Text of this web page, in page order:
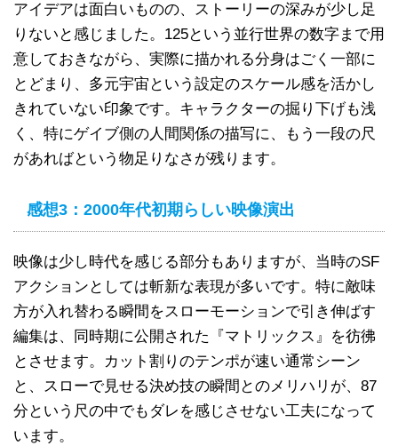
アイデアは面白いものの、ストーリーの深みが少し足
りないと感じました。125という並行世界の数字まで用
意しておきながら、実際に描かれる分身はごく一部に
とどまり、多元宇宙という設定のスケール感を活かし
きれていない印象です。キャラクターの掘り下げも浅
く、特にゲイブ側の人間関係の描写に、もう一段の尺
があればという物足りなさが残ります。
感想3：2000年代初期らしい映像演出
映像は少し時代を感じる部分もありますが、当時のSF
アクションとしては斬新な表現が多いです。特に敵味
方が入れ替わる瞬間をスローモーションで引き伸ばす
編集は、同時期に公開された『マトリックス』を彷彿
とさせます。カット割りのテンポが速い通常シーン
と、スローで見せる決め技の瞬間とのメリハリが、87
分という尺の中でもダレを感じさせない工夫になって
います。